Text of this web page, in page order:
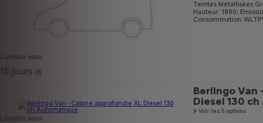
Livrable sous
15 jours (3)
Teintes Métallisées
Hauteur :1880;
Consommation
Livrable sous
Berlingo Van
Diesel 130
Voir les 5 options